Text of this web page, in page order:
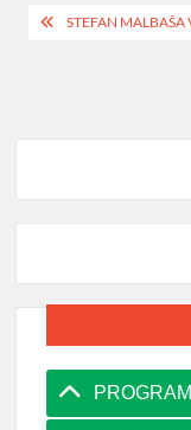
PostSTEFAN
PROGRAMI